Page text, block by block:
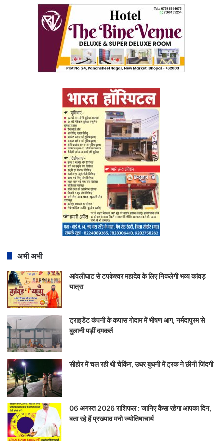
अभी अभी
आंवलीघाट से टपकेश्वर महादेव के लिए निकलेगी भव्य कांवड़
यात्रा
ट्राइडेंट कंपनी के कपास गोदाम में भीषण आग, नर्मदापुरम से
बुलानी पड़ीं दमकलें
सीहोर में चल रही थी चेकिंग, उधर बुधनी में ट्रक ने छीनी जिंदगी
06 अगस्त 2026 राशिफल : जानिए कैसा रहेगा आपका दिन,
बता रहे हैं प्रख्यात मनो ज्योतिषाचार्य